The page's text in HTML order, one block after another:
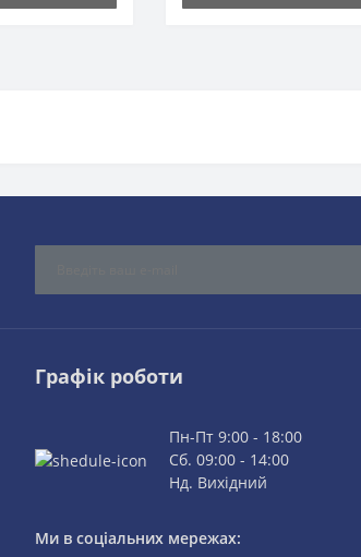
Графік роботи
Пн-Пт 9:00 - 18:00
Сб. 09:00 - 14:00
Нд. Вихідний
Ми в соціальних мережах: